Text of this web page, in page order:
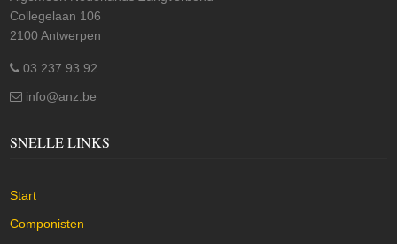
Collegelaan 106
2100 Antwerpen
03 237 93 92
info@anz.be
SNELLE LINKS
Start
Componisten